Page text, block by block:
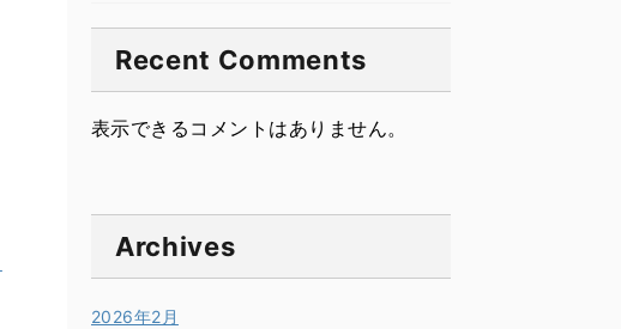
Recent Comments
表示できるコメントはありません。
Archives
2026年2月